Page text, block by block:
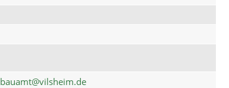
bauamt@vilsheim.de